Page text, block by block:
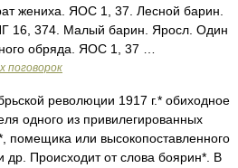
жениха. ЯОС 1, 37. Лесной барин.
16, 374. Малый барин. Яросл. Один
обряда. ЯОС 1, 37 …
поговорок
революции 1917 г.* обиходное
одного из привилегированных
помещика или высокопоставленного
др. Происходит от слова боярин*. В